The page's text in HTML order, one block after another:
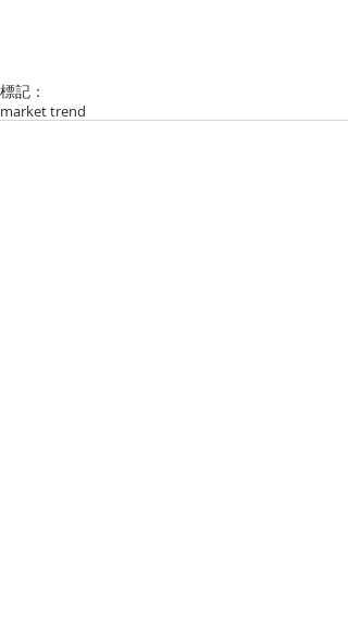
標記：
market trend